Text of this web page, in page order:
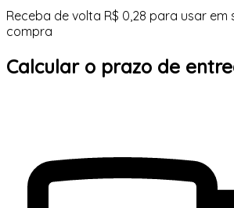
Receba de volta R$ 0,28 para usar em
compra
Calcular o prazo de